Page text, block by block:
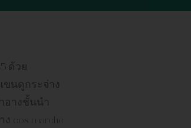
ด้วย
ขนดูกระจ่าง
อางชั้นนำ
cos marché